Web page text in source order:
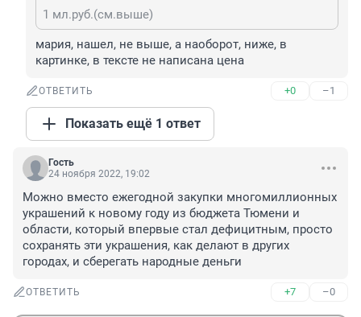
1 мл.руб.(см.выше)
мария, нашел, не выше, а наоборот, ниже, в
картинке, в тексте не написана цена
ОТВЕТИТЬ +0 –1
Показать ещё 1 ответ
Гость
24 ноября 2022, 19:02
Можно вместо ежегодной закупки многомиллионных
украшений к новому году из бюджета Тюмени и
области, который впервые стал дефицитным, просто
сохранять эти украшения, как делают в других
городах, и сберегать народные деньги
ОТВЕТИТЬ +7 –0